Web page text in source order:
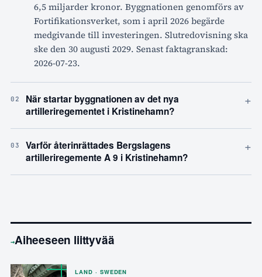
6,5 miljarder kronor. Byggnationen genomförs av
Fortifikationsverket, som i april 2026 begärde
medgivande till investeringen. Slutredovisning ska
ske den 30 augusti 2029. Senast faktagranskad:
2026-07-23.
02
När startar byggnationen av det nya
artilleriregementet i Kristinehamn?
+
03
Varför återinrättades Bergslagens
artilleriregemente A 9 i Kristinehamn?
+
→Aiheeseen liittyvää
LAND · SWEDEN